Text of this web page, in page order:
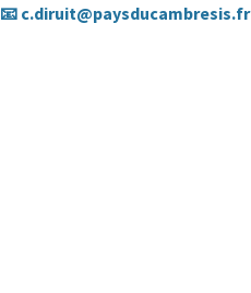
📧 c.diruit@paysducambresis.fr